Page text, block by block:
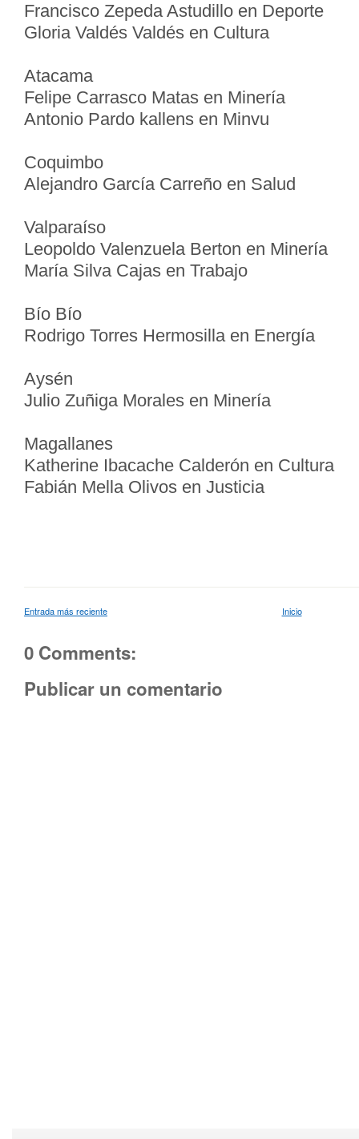
Francisco Zepeda Astudillo en Deporte
Gloria Valdés Valdés en Cultura
Atacama
Felipe Carrasco Matas en Minería
Antonio Pardo kallens en Minvu
Coquimbo
Alejandro García Carreño en Salud
Valparaíso
Leopoldo Valenzuela Berton en Minería
María Silva Cajas en Trabajo
Bío Bío
Rodrigo Torres Hermosilla en Energía
Aysén
Julio Zuñiga Morales en Minería
Magallanes
Katherine Ibacache Calderón en Cultura
Fabián Mella Olivos en Justicia
Entrada más reciente Inicio
0 Comments:
Publicar un comentario